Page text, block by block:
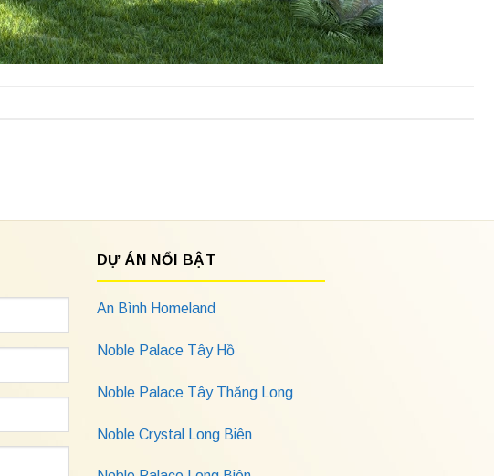
DỰ ÁN NỔI BẬT
An Bình Homeland
Noble Palace Tây Hồ
Noble Palace Tây Thăng Long
Noble Crystal Long Biên